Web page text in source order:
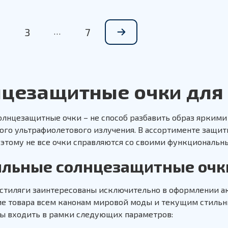
3 7
очки
очки – не способ разбавить образ
ультрафиолетового излучения. В ассортименте
не все очки справляются со своими
солнцезащитные
заинтересованы исключительно в оформлении
товара всем канонам мировой моды и текущим
входить в рамки следующих параметров: